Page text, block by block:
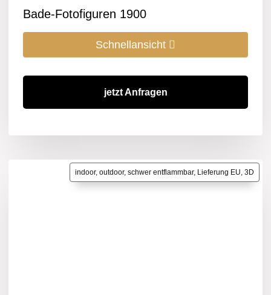
Bade-Fotofiguren 1900
Schnellansicht
jetzt Anfragen
indoor, outdoor, schwer entflammbar, Lieferung EU, 3D